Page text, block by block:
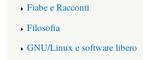
Fiabe e Racconti
Filosofia
GNU/Linux e software libero